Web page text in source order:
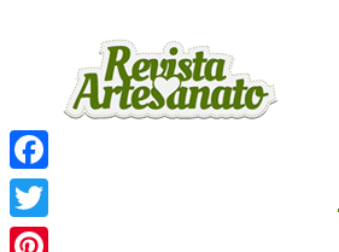
Facebook
Twitter